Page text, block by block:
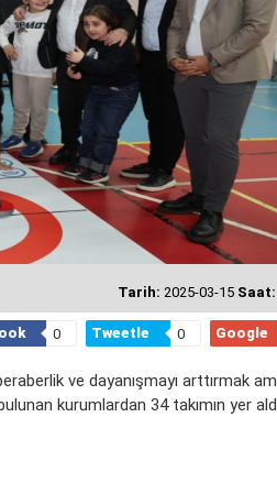
Tarih: 2025-03-15 Saat:
0 Tweetle 0 Google
ve dayanışmayı arttırmak
kurumlardan 34 takımın yer